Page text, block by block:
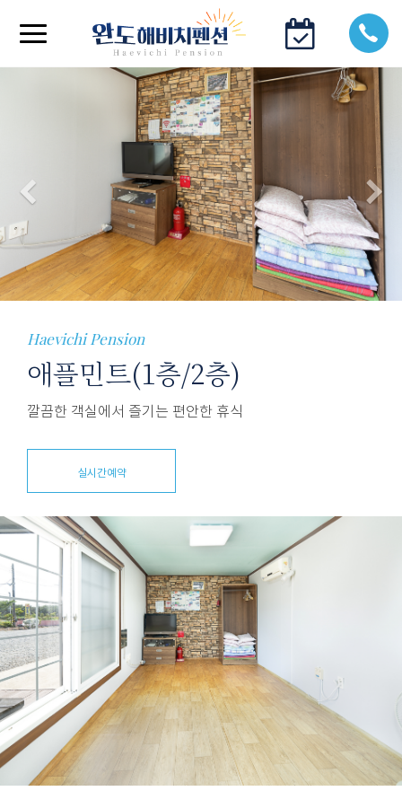
Previous
Haevichi Pension
애플민트(1층/2층)
깔끔한 객실에서 즐기는 편안한 휴식
실시간예약